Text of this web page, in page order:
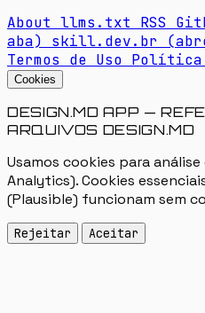
About llms.txt RSS
aba)
skill.dev.br
Termos de Uso Política
Cookies
DESIGN.MD APP —
ARQUIVOS DESIGN.MD
Usamos cookies para
Analytics). Cookies
(Plausible) funcionam sem
Rejeitar Aceitar